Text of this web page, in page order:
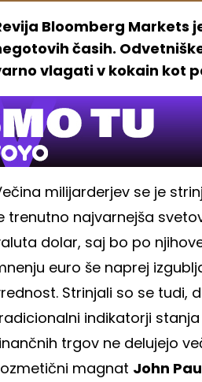
Bloomberg Markets
časih.
vlagati v kokain kot
milijarderjev se je
trenutno najvarnejša
dolar, saj bo po
euro še naprej
Strinjali so se tudi,
indikatorji stanja
trgov ne delujejo
magnat John